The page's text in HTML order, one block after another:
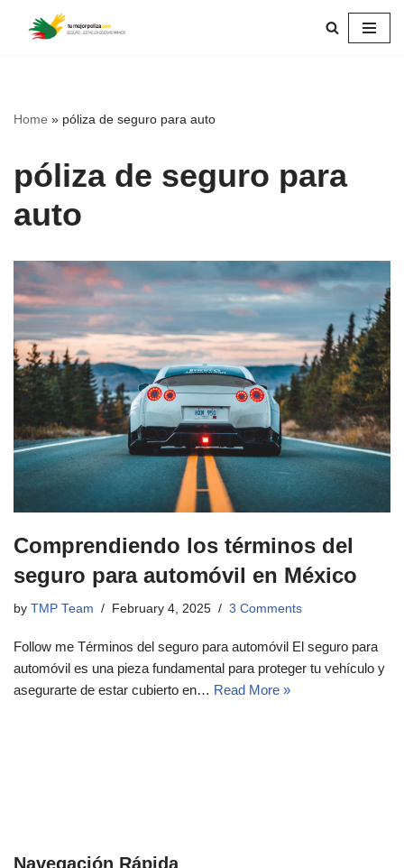
Home » póliza de seguro para auto
póliza de seguro para
auto
Comprendiendo los términos del
seguro para automóvil en México
by TMP Team February 4, 2025 3 Comments
Follow me Términos del seguro para automóvil El seguro para
automóvil es una pieza fundamental para proteger tu vehículo y
asegurarte de estar cubierto en… Read More »
Navegación Rápida